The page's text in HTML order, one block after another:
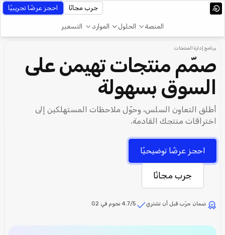
المنصة الحلول الموارد التسعير
جرب مجانًا احجز عرضًا تجريبيًا
برنامج إدارة المنتجات
صمّم منتجات تهيمن على
السوق بسهولة
أطلق التعاون السلس، وحوّل ملاحظات المستهلكين إلى
اختراقات منتجك القادمة.
احجز عرضًا توضيحيًا
جرب مجانًا
ضمان جرّب قبل أن تشتري 4.7/5 نجوم في G2